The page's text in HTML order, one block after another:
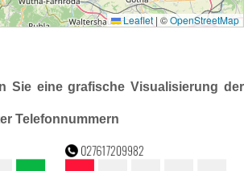
Sie eine grafische Visualisierung der
Telefonnummern